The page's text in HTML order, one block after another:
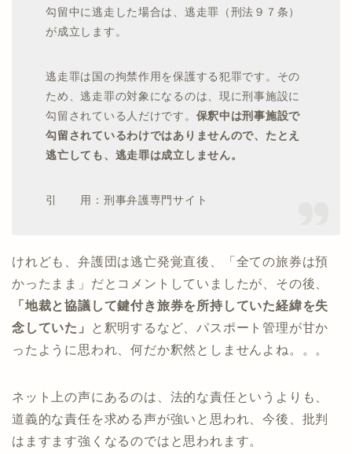
勾留中に逃走した場合は、逃走罪（刑法９７条）
が成立します。
逃走罪は国の拘禁作用を保護する犯罪です。その
ため、逃走罪の対象になるのは、現に刑事施設に
勾留されている人だけです。 保釈中は刑事施設で
勾留されているわけではありませんので、たとえ
逃亡しても、逃走罪は成立しません。
引 用：刑事弁護専門サイト
けれども、弁護団は逃亡発覚直後、「全ての旅券は預
かったまま」だとコメントしていましたが、その後、
「地裁と協議して鍵付き旅券を所持していた経緯を失
念していた」
と釈明するなど、パスポート管理が甘か
ったように思われ、何だか釈然としませんよね。。。
ネット上の声にあるのは、法的な責任というよりも、
道義的な責任を求める声が強いと思われ、今後、批判
はますます強くなるのではと思われます。